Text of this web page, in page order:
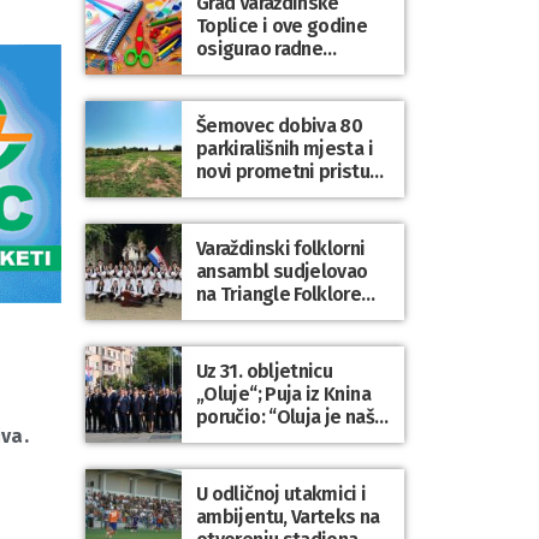
Bartolovečki
Toplice i ove godine
osigurao radne
bilježnice i dodatni
obrazovni materijal za
sve osnovnoškolce
Šemovec dobiva 80
parkirališnih mjesta i
novi prometni pristup
groblju
Varaždinski folklorni
ansambl sudjelovao
na Triangle Folklore
Festivalu u Danskoj
Uz 31. obljetnicu
„Oluje“; Puja iz Knina
poručio: “Oluja je naša
najveća pobjeda,
simbol slobode i
zajedništva!”
U odličnoj utakmici i
ambijentu, Varteks na